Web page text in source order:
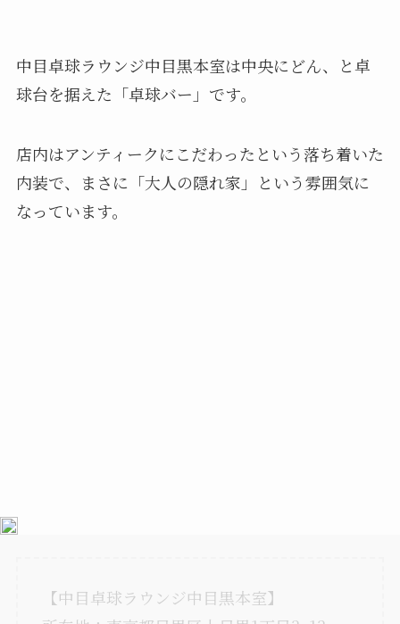
中目卓球ラウンジ中目黒本室は中央にどん、と卓
球台を据えた「卓球バー」です。
店内はアンティークにこだわったという落ち着いた
内装で、まさに「大人の隠れ家」という雰囲気に
なっています。
【中目卓球ラウンジ中目黒本室】